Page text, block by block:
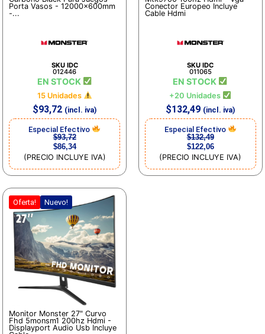
Porta Vasos - 12000x600mm
-...
SKU IDC
012446
EN STOCK
15 Unidades
$93,72 (incl. iva)
Especial Efectivo
$93,72
$86,34
(PRECIO INCLUYE IVA)
Conector Europeo Incluye
Cable Hdmi
SKU IDC
011065
EN STOCK
+20 Unidades
$132,49 (incl. iva)
Especial Efectivo
$132,49
$122,06
(PRECIO INCLUYE IVA)
Oferta! Nuevo!
Monitor Monster 27" Curvo
Fhd 5monsm1 200hz Hdmi -
Displayport Audio Usb Incluye